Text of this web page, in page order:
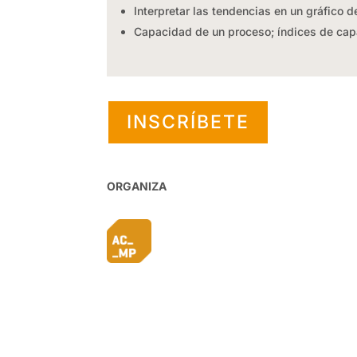
Interpretar las tendencias en un gráfico
Capacidad de un proceso; índices de
INSCRÍBETE
ORGANIZA